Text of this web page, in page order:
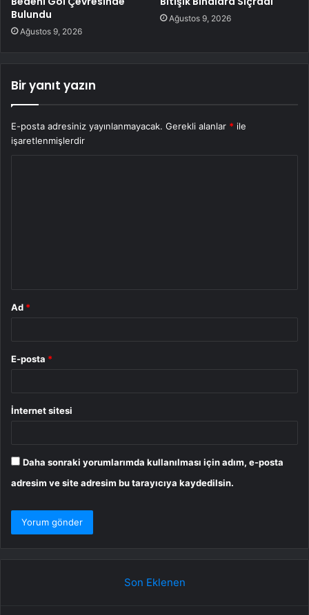
Bulundu
Ağustos 9, 2026
Ağustos 9, 2026
Bir yanıt yazın
E-posta adresiniz yayınlanmayacak. Gerekli alanlar * ile
işaretlenmişlerdir
Ad *
E-posta *
İnternet sitesi
Daha sonraki yorumlarımda kullanılması için adım, e-posta
adresim ve site adresim bu tarayıcıya kaydedilsin.
Son Eklenen